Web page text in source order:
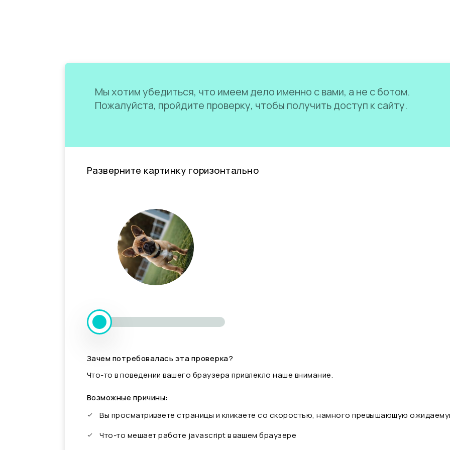
Мы хотим убедиться, что имеем дело именно с вами, а не с ботом.
Пожалуйста, пройдите проверку, чтобы получить доступ к сайту.
Разверните картинку горизонтально
Зачем потребовалась эта проверка?
Что-то в поведении вашего браузера привлекло наше внимание.
Возможные причины:
Вы просматриваете страницы и кликаете со скоростью, намного превышающую
Что-то мешает работе javascript в вашем браузере